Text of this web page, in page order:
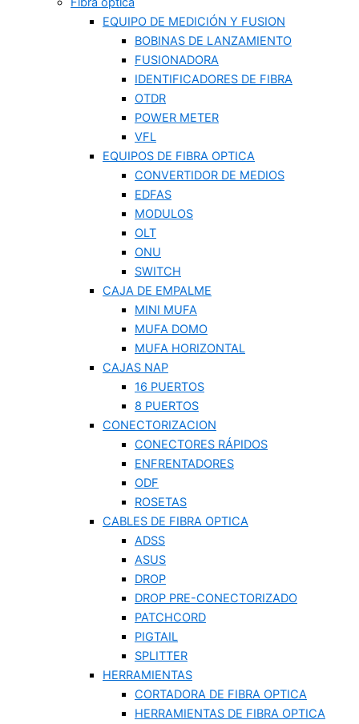
EQUIPO DE MEDICIÓN Y FUSION
BOBINAS DE LANZAMIENTO
FUSIONADORA
IDENTIFICADORES DE FIBRA
OTDR
POWER METER
VFL
EQUIPOS DE FIBRA OPTICA
CONVERTIDOR DE MEDIOS
EDFAS
MODULOS
OLT
ONU
SWITCH
CAJA DE EMPALME
MINI MUFA
MUFA DOMO
MUFA HORIZONTAL
CAJAS NAP
16 PUERTOS
8 PUERTOS
CONECTORIZACION
CONECTORES RÁPIDOS
ENFRENTADORES
ODF
ROSETAS
CABLES DE FIBRA OPTICA
ADSS
ASUS
DROP
DROP PRE-CONECTORIZADO
PATCHCORD
PIGTAIL
SPLITTER
HERRAMIENTAS
CORTADORA DE FIBRA OPTICA
HERRAMIENTAS DE FIBRA OPTICA